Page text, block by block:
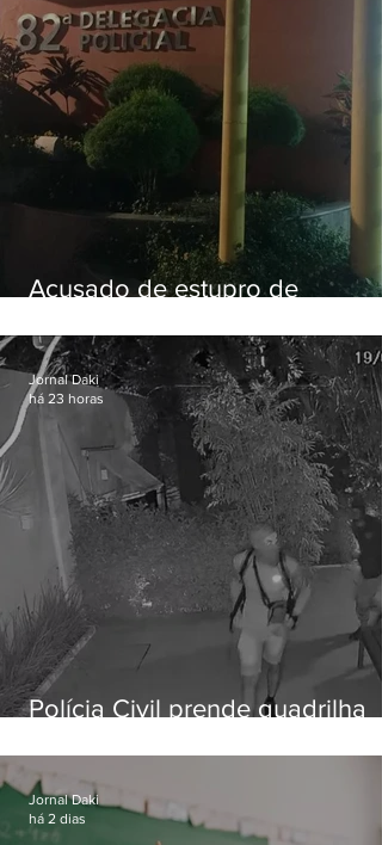
Acusado de estupro de
Polícia Civil prende quadrilha
residências de luxo no Rio
Jornal Daki
há 23 horas
Jornal Daki
há 2 dias